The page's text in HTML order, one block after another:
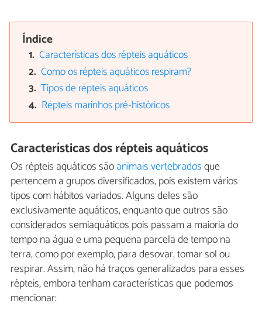
Índice
Características dos répteis aquáticos
Como os répteis aquáticos respiram?
Tipos de répteis aquáticos
Répteis marinhos pré-históricos
Características dos répteis aquáticos
Os répteis aquáticos sãoanimais vertebradosque
pertencem a grupos diversificados, pois existem vários
tipos com hábitos variados. Alguns deles são
exclusivamente aquáticos, enquanto que outros são
considerados semiaquáticos pois passam a maioria do
tempo na água e uma pequena parcela de tempo na
terra, como por exemplo, para desovar, tomar sol ou
respirar. Assim, não há traços generalizados para esses
répteis, embora tenham características que podemos
mencionar: